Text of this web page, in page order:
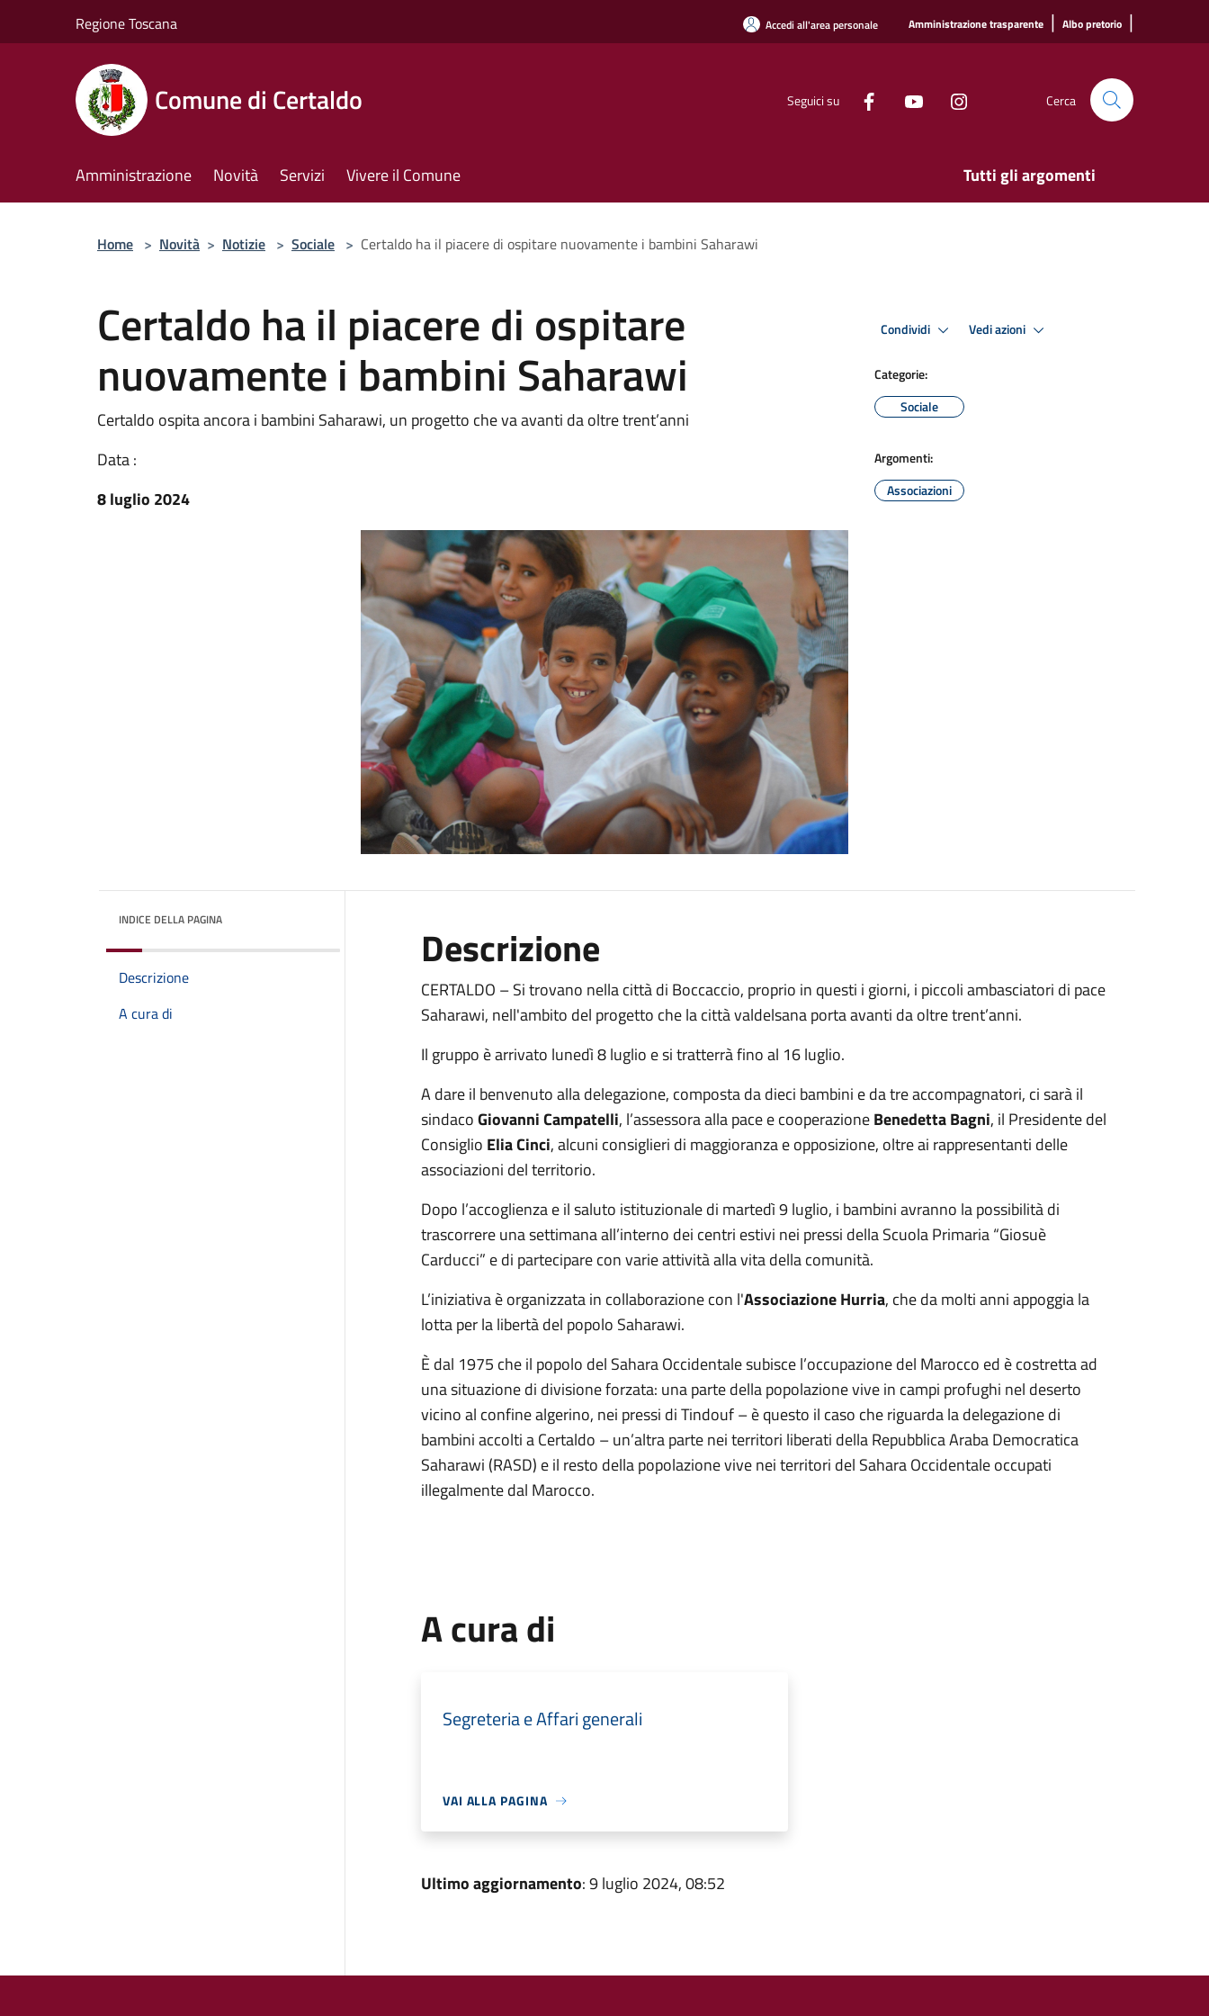
Regione Toscana Accedi all'area personale Amministrazione trasparente | Albo pretorio |
Comune di Certaldo Seguici su Cerca
Amministrazione Novità Servizi Vivere il Comune Tutti gli argomenti
Home > Novità > Notizie > Sociale > Certaldo ha il piacere di ospitare nuovamente i bambini Saharawi
Certaldo ha il piacere di ospitare
nuovamente i bambini Saharawi
Certaldo ospita ancora i bambini Saharawi, un progetto che va avanti da oltre trent’anni
Data :
8 luglio 2024
Condividi Vedi azioni
Categorie:
Sociale
Argomenti:
Associazioni
INDICE DELLA PAGINA
Descrizione
A cura di
Descrizione
CERTALDO – Si trovano nella città di Boccaccio, proprio in questi i giorni, i piccoli ambasciatori di pace
Saharawi, nell'ambito del progetto che la città valdelsana porta avanti da oltre trent’anni.
Il gruppo è arrivato lunedì 8 luglio e si tratterrà fino al 16 luglio.
A dare il benvenuto alla delegazione, composta da dieci bambini e da tre accompagnatori, ci sarà il
sindacoGiovanni Campatelli, l’assessora alla pace e cooperazioneBenedetta Bagni, il Presidente del
Consiglio Elia Cinci, alcuni consiglieri di maggioranza e opposizione, oltre ai rappresentanti delle
associazioni del territorio.
Dopo l’accoglienza e il saluto istituzionale di martedì 9 luglio, i bambini avranno la possibilità di
trascorrere una settimana all’interno dei centri estivi nei pressi della Scuola Primaria “Giosuè
Carducci” e di partecipare con varie attività alla vita della comunità.
L’iniziativa è organizzata in collaborazione con l'Associazione Hurria, che da molti anni appoggia la
lotta per la libertà del popolo Saharawi.
È dal 1975 che il popolo del Sahara Occidentale subisce l’occupazione del Marocco ed è costretta ad
una situazione di divisione forzata: una parte della popolazione vive in campi profughi nel deserto
vicino al confine algerino, nei pressi di Tindouf – è questo il caso che riguarda la delegazione di
bambini accolti a Certaldo – un’altra parte nei territori liberati della Repubblica Araba Democratica
Saharawi (RASD) e il resto della popolazione vive nei territori del Sahara Occidentale occupati
illegalmente dal Marocco.
A cura di
Segreteria e Affari generali
VAI ALLA PAGINA
Ultimo aggiornamento: 9 luglio 2024, 08:52